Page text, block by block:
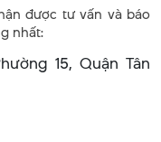
được tư vấn và báo
nhất:
15, Quận Tân